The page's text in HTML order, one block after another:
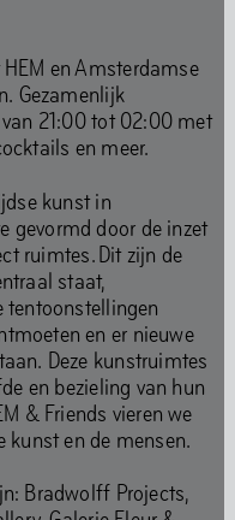
Volledige kalender
en Amsterdamse
Gezamenlijk
21:00 tot 02:00 met
en meer.
kunst in
gevormd door de inzet
ruimtes. Dit zijn de
staat,
tentoonstellingen
en er nieuwe
Deze kunstruimtes
en bezieling van hun
& Friends vieren we
en de mensen.
Bradwolff Projects,